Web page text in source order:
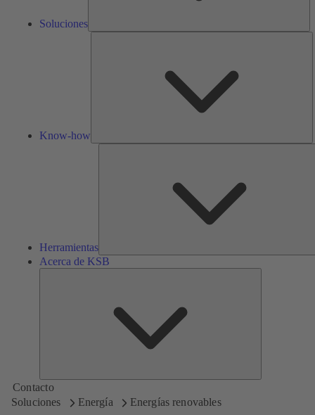
Soluciones
Know-how
Herramientas
Acerca de KSB
Contacto
Soluciones
Energía Energías renovables